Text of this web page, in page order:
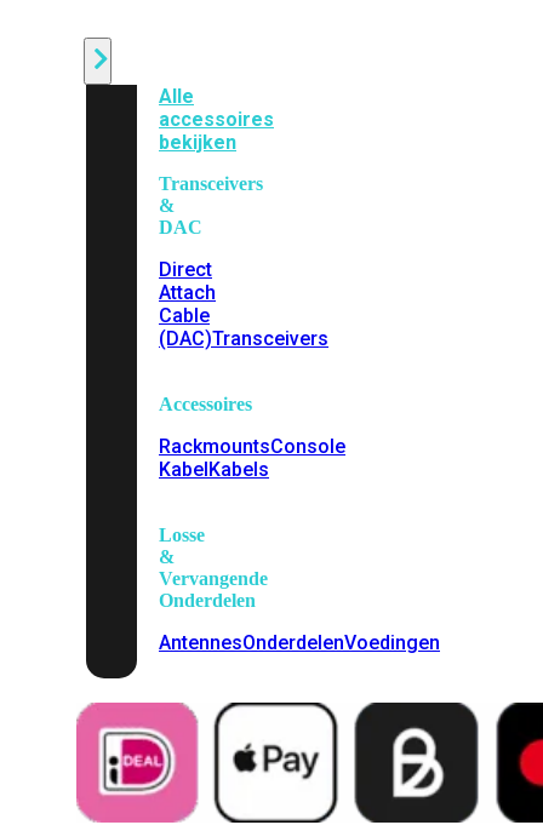
Alle
accessoires
bekijken
Transceivers
&
DAC
Direct
Attach
Cable
(DAC)Transceivers
Accessoires
RackmountsConsole
KabelKabels
Losse
&
Vervangende
Onderdelen
AntennesOnderdelenVoedingen